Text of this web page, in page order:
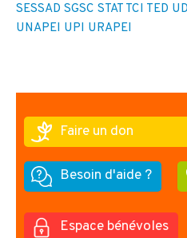
SESSAD SGSC STAT TCI TED
UNAPEI UPI URAPEI
Faire un don
Besoin d'aide ?
Espace bénévoles